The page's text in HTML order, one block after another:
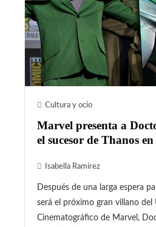
Cultura y ocio
Marvel presenta a
el sucesor de Thanos
Isabella Ramírez
Después de una larga espera
será el próximo gran villano del
Cinematográfico de Marvel,